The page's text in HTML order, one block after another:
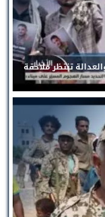
تنتظر ملاحقة